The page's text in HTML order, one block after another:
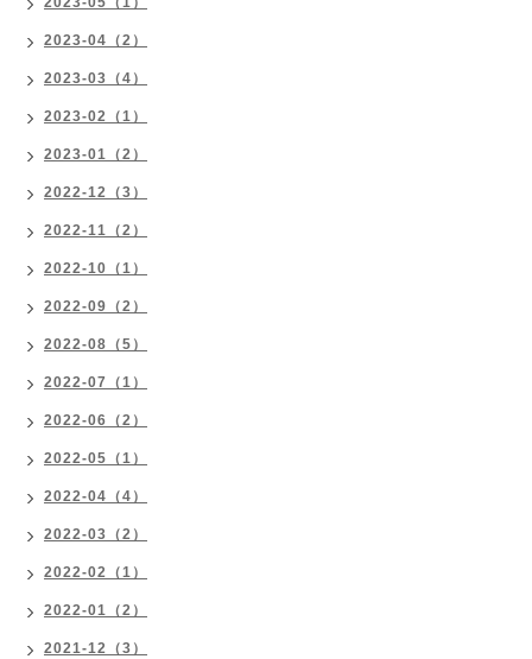
2023-04（2）
2023-03（4）
2023-02（1）
2023-01（2）
2022-12（3）
2022-11（2）
2022-10（1）
2022-09（2）
2022-08（5）
2022-07（1）
2022-06（2）
2022-05（1）
2022-04（4）
2022-03（2）
2022-02（1）
2022-01（2）
2021-12（3）